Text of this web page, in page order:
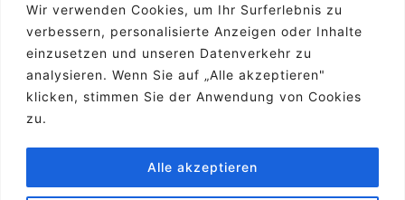
Wir verwenden Cookies, um Ihr Surferlebnis zu
verbessern, personalisierte Anzeigen oder Inhalte
einzusetzen und unseren Datenverkehr zu
analysieren. Wenn Sie auf „Alle akzeptieren"
klicken, stimmen Sie der Anwendung von Cookies
zu.
Alle akzeptieren